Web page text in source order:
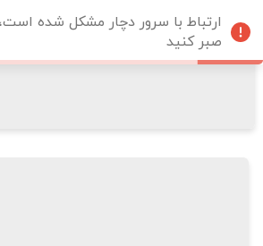
ارتباط با سرور دچار مشکل شده
صبر کنید